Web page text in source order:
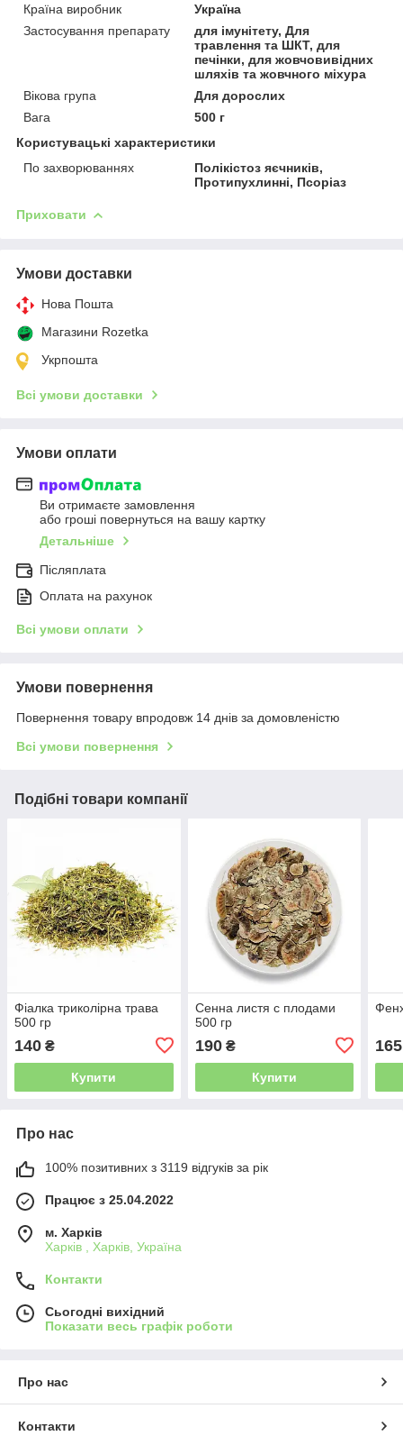
Країна виробник
Україна
Застосування препарату
для імунітету, Для
травлення та ШКТ, для
печінки, для жовчовивідних
шляхів та жовчного міхура
Вікова група
Для дорослих
Вага
500 г
Користувацькі характеристики
По захворюваннях
Полікістоз яєчників,
Протипухлинні, Псоріаз
Приховати
Умови доставки
Нова Пошта
Магазини Rozetka
Укрпошта
Всі умови доставки
Умови оплати
Ви отримаєте замовлення
або гроші повернуться на вашу картку
Детальніше
Післяплата
Оплата на рахунок
Всі умови оплати
Умови повернення
Повернення товару впродовж 14 днів за домовленістю
Всі умови повернення
Подібні товари компанії
Фіалка триколірна трава
500 гр
140 ₴
Купити
Сенна листя с плодами
500 гр
190₴
Купити
165
Про нас
100% позитивних з 3119 відгуків за рік
Працює з 25.04.2022
м. Харків
Харків , Харків, Україна
Контакти
Сьогодні вихідний
Показати весь графік роботи
Про нас
Контакти